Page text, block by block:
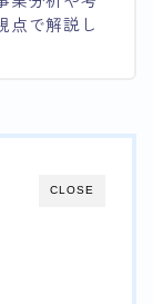
点で解説し
CLOSE